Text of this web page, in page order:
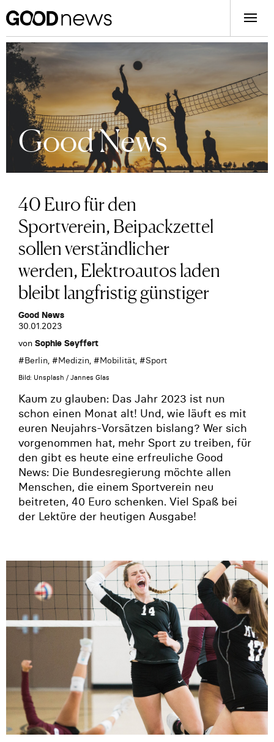
Good News
40 Euro für den
Sportverein, Beipackzettel
sollen verständlicher
werden, Elektroautos laden
bleibt langfristig günstiger
Good News
30.01.2023
von Sophie Seyffert
#Berlin, #Medizin, #Mobilität, #Sport
Bild: Unsplash / Jannes Glas
Kaum zu glauben: Das Jahr 2023 ist nun
schon einen Monat alt! Und, wie läuft es mit
euren Neujahrs-Vorsätzen bislang? Wer sich
vorgenommen hat, mehr Sport zu treiben, für
den gibt es heute eine erfreuliche Good
News: Die Bundesregierung möchte allen
Menschen, die einem Sportverein neu
beitreten, 40 Euro schenken. Viel Spaß bei
der Lektüre der heutigen Ausgabe!